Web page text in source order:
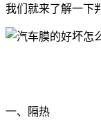
我们就来了解一下
一、隔热